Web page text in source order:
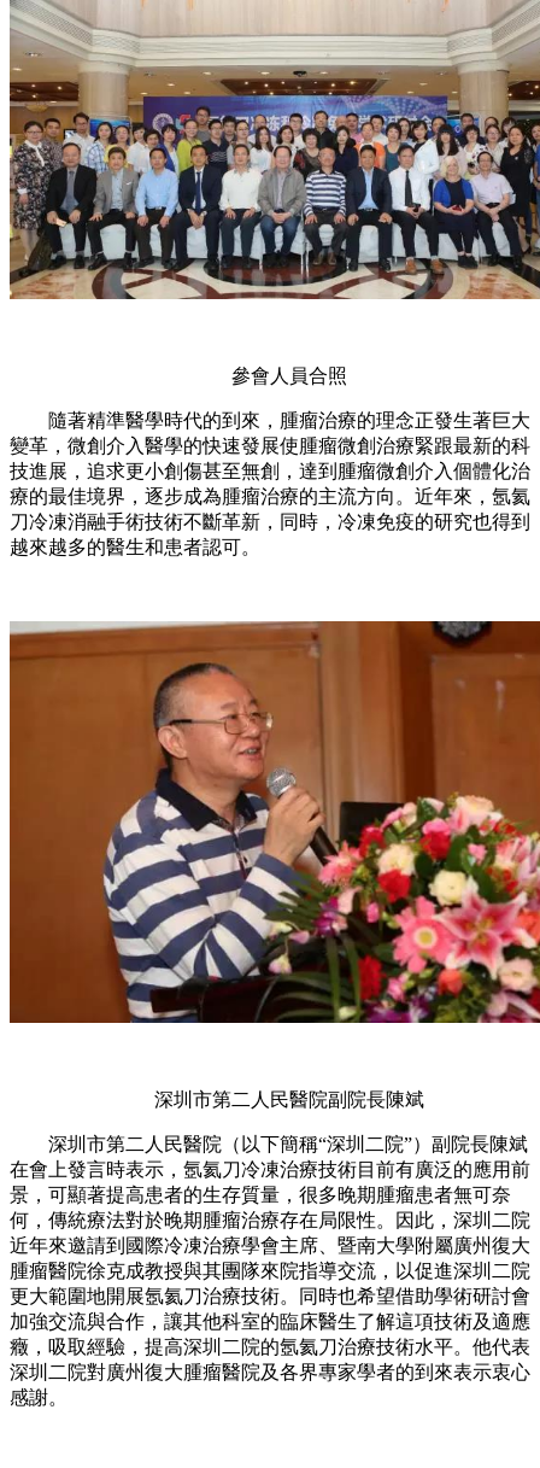
參會人員合照
隨著精準醫學時代的到來，腫瘤治療的理念正發生著巨大
變革，微創介入醫學的快速發展使腫瘤微創治療緊跟最新的科
技進展，追求更小創傷甚至無創，達到腫瘤微創介入個體化治
療的最佳境界，逐步成為腫瘤治療的主流方向。近年來，氬氦
刀冷凍消融手術技術不斷革新，同時，冷凍免疫的研究也得到
越來越多的醫生和患者認可。
深圳市第二人民醫院副院長陳斌
深圳市第二人民醫院（以下簡稱“深圳二院”）副院長陳斌
在會上發言時表示，氬氦刀冷凍治療技術目前有廣泛的應用前
景，可顯著提高患者的生存質量，很多晚期腫瘤患者無可奈
何，傳統療法對於晚期腫瘤治療存在局限性。因此，深圳二院
近年來邀請到國際冷凍治療學會主席、暨南大學附屬廣州復大
腫瘤醫院徐克成教授與其團隊來院指導交流，以促進深圳二院
更大範圍地開展氬氦刀治療技術。同時也希望借助學術研討會
加強交流與合作，讓其他科室的臨床醫生了解這項技術及適應
癥，吸取經驗，提高深圳二院的氬氦刀治療技術水平。他代表
深圳二院對廣州復大腫瘤醫院及各界專家學者的到來表示衷心
感謝。